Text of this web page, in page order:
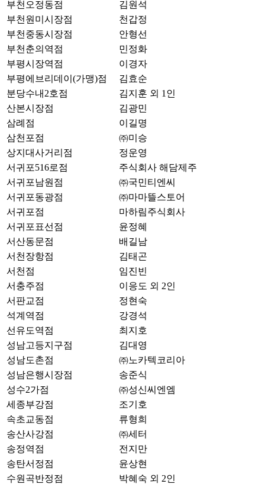
부천오정동점
김원석
부천원미시장점
천갑정
부천중동시장점
안형선
부천춘의역점
민정화
부평시장역점
이경자
부평에브리데이(가맹)점
김효순
분당수내2호점
김지훈 외 1인
산본시장점
김광민
삼례점
이길명
삼천포점
㈜미승
상지대사거리점
정운영
서귀포516로점
주식회사 해담제주
서귀포남원점
㈜국민티엔씨
서귀포동광점
㈜마마뜰스토어
서귀포점
마하림주식회사
서귀포표선점
윤정혜
서산동문점
배길남
서천장항점
김태곤
서천점
임진빈
서충주점
이응도 외 2인
서판교점
정현숙
석계역점
강경석
선유도역점
최지호
성남고등지구점
김대영
성남도촌점
㈜노카텍코리아
성남은행시장점
송준식
성수2가점
㈜성신씨엔엠
세종부강점
조기호
속초교동점
류형희
송산사강점
㈜세터
송정역점
전지만
송탄서정점
윤상현
수원곡반정점
박혜숙 외 2인